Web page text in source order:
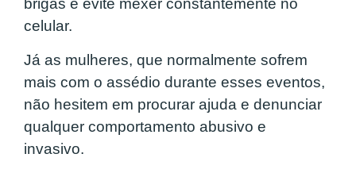
brigas e evite mexer constantemente no
celular.
Já as mulheres, que normalmente sofrem
mais com o assédio durante esses eventos,
não hesitem em procurar ajuda e denunciar
qualquer comportamento abusivo e
invasivo.